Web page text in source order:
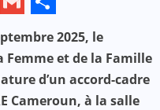
Gmail
Share
2025, le
et de la Famille
d’un accord-cadre
Cameroun, à la salle